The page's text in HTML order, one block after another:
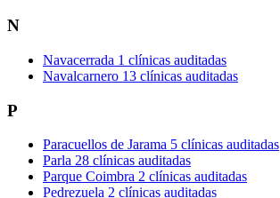
N
Navacerrada 1 clínicas auditadas
Navalcarnero 13 clínicas auditadas
P
Paracuellos de Jarama 5 clínicas auditadas
Parla 28 clínicas auditadas
Parque Coimbra 2 clínicas auditadas
Pedrezuela 2 clínicas auditadas